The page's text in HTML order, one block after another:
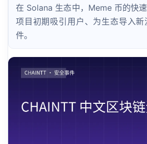
在 Solana 生态中，Meme 币的快
项目初期吸引用户、为生态导入
件。